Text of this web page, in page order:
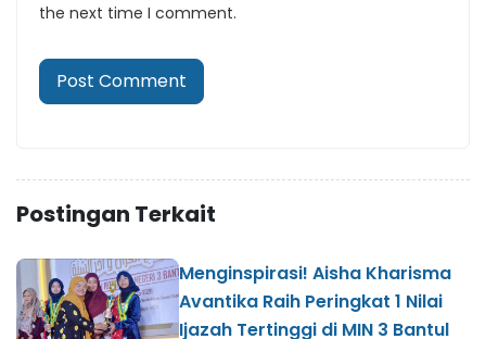
the next time I comment.
Postingan Terkait
Menginspirasi! Aisha Kharisma
Avantika Raih Peringkat 1 Nilai
Ijazah Tertinggi di MIN 3 Bantul